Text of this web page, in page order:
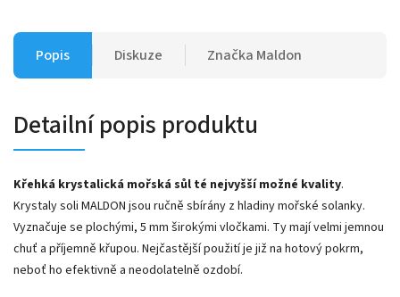
Popis Diskuze Značka Maldon
Detailní popis produktu
Křehká krystalická mořská sůl té nejvyšší možné kvality.
Krystaly soli MALDON jsou ručně sbírány z hladiny mořské solanky.
Vyznačuje se plochými, 5 mm širokými vločkami. Ty mají velmi jemnou
chuť a příjemně křupou. Nejčastější použití je již na hotový pokrm,
neboť ho efektivně a neodolatelně ozdobí.